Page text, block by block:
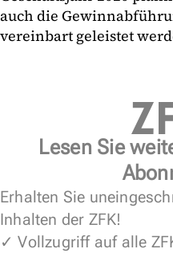
auch die
vereinbart geleistet
Lesen Sie
Erhalten Sie
Inhalten der ZFK!
✓ Vollzugriff auf alle